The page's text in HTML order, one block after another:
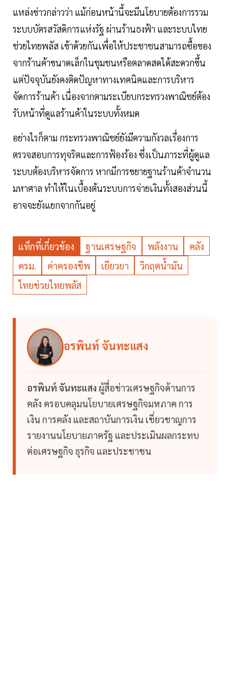
แหล่งข่าวกล่าวว่า แม้ก่อนหน้านี้จะมีนโยบายต้องการรวม
ระบบบัตรสวัสดิการแห่งรัฐ ผ่านร้านธงฟ้า และระบบไทย
ช่วยไทยพลัส เข้าด้วยกันเพื่อให้ประชาชนสามารถซื้อของ
จากร้านค้าขนาดเล็กในชุมชนหรือตลาดสดได้สะดวกขึ้น
แต่ปัจจุบันยังคงติดปัญหาทางเทคนิคและการบริหาร
จัดการร้านค้า เนื่องจากตามระเบียบกระทรวงพาณิชย์ต้อง
รับหน้าที่ดูแลร้านค้าในระบบทั้งหมด
อย่างไรก็ตาม กระทรวงพาณิชย์ยังมีความกังวลเรื่องการ
ตรวจสอบการทุจริตและการฟ้องร้อง ซึ่งเป็นภาระที่ผู้ดูแล
ระบบต้องบริหารจัดการ หากมีการขยายฐานร้านค้าจำนวน
มหาศาล ทำให้ในเบื้องต้นระบบการจ่ายเงินทั้งสองส่วนนี้
อาจจะยังแยกจากกันอยู่
แท็กที่เกี่ยวข้อง ฐานเศรษฐกิจ พลังงาน
คลัง
ครม.
ค่าครองชีพ เยียวยา
วิกฤตน้ำมัน
ไทยช่วยไทยพลัส
อรพินท์ จันทะแสง
อรพินท์ จันทะแสง ผู้สื่อข่าวเศรษฐกิจด้านการ
คลัง ครอบคลุมนโยบายเศรษฐกิจมหภาค การ
เงิน การคลัง และสถาบันการเงิน เชี่ยวชาญการ
รายงานนโยบายภาครัฐ และประเมินผลกระทบ
ต่อเศรษฐกิจ ธุรกิจ และประชาชน